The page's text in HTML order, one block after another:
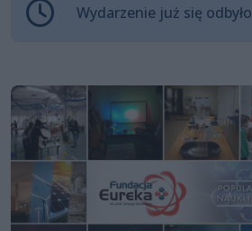
Wydarzenie już się odbyło